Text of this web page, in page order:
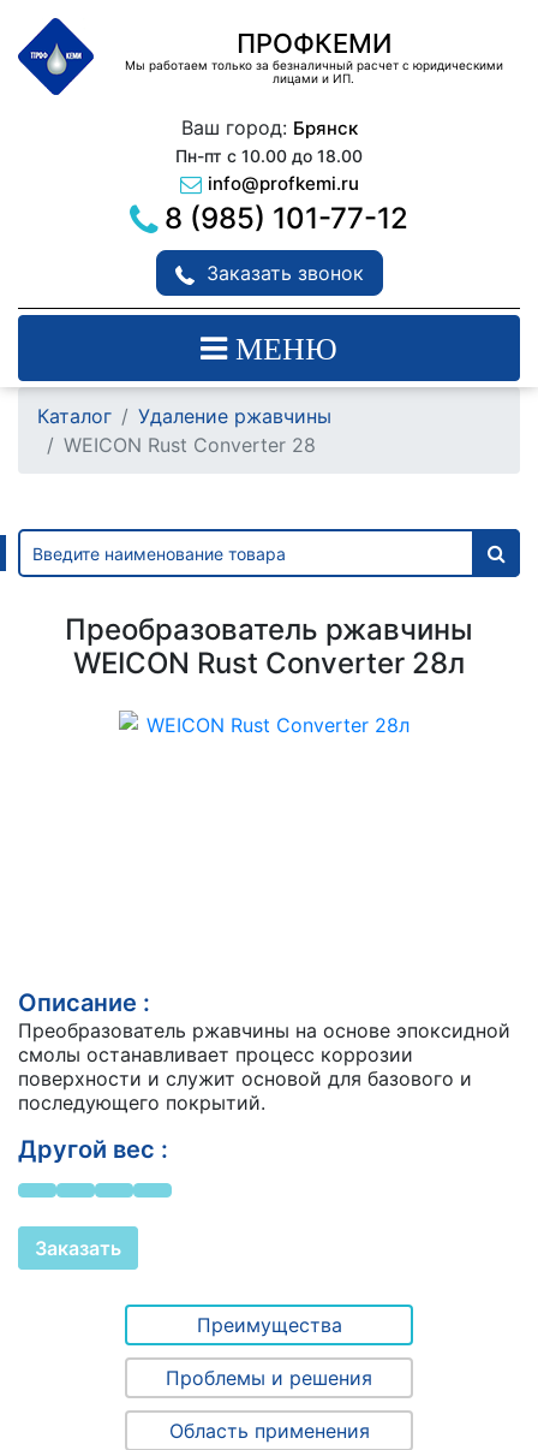
ПРОФКЕМИ
Мы работаем только за безналичный расчет с юридическими
лицами и ИП.
Ваш город: Брянск
Пн-пт с 10.00 до 18.00
info@profkemi.ru
8 (985) 101-77-12
Заказать звонок
МЕНЮ
Каталог
Удаление ржавчины
WEICON Rust Converter 28
Преобразователь ржавчины
WEICON Rust Converter 28л
Описание :
Преобразователь ржавчины на основе эпоксидной
смолы останавливает процесс коррозии
поверхности и служит основой для базового и
последующего покрытий.
Другой вес :
Заказать
Преимущества
Проблемы и решения
Область применения